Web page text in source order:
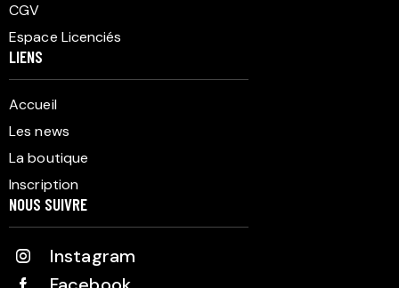
CGV
Espace Licenciés
LIENS
Accueil
Les news
La boutique
Inscription
NOUS SUIVRE
Instagram